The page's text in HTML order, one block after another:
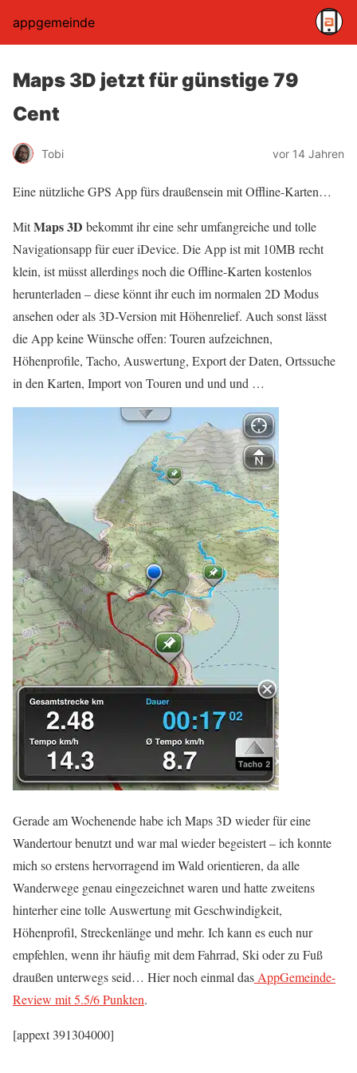
appgemeinde
Maps 3D jetzt für günstige 79
Cent
Tobi vor 14 Jahren
Eine nützliche GPS App fürs draußensein mit Offline-Karten…
MitMaps 3D bekommt ihr eine sehr umfangreiche und tolle
Navigationsapp für euer iDevice. Die App ist mit 10MB recht
klein, ist müsst allerdings noch die Offline-Karten kostenlos
herunterladen – diese könnt ihr euch im normalen 2D Modus
ansehen oder als 3D-Version mit Höhenrelief. Auch sonst lässt
die App keine Wünsche offen: Touren aufzeichnen,
Höhenprofile, Tacho, Auswertung, Export der Daten, Ortssuche
in den Karten, Import von Touren und und und …
Gerade am Wochenende habe ich Maps 3D wieder für eine
Wandertour benutzt und war mal wieder begeistert – ich konnte
mich so erstens hervorragend im Wald orientieren, da alle
Wanderwege genau eingezeichnet waren und hatte zweitens
hinterher eine tolle Auswertung mit Geschwindigkeit,
Höhenprofil, Streckenlänge und mehr. Ich kann es euch nur
empfehlen, wenn ihr häufig mit dem Fahrrad, Ski oder zu Fuß
draußen unterwegs seid… Hier noch einmal das AppGemeinde-
Review mit 5.5/6 Punkten.
[appext 391304000]